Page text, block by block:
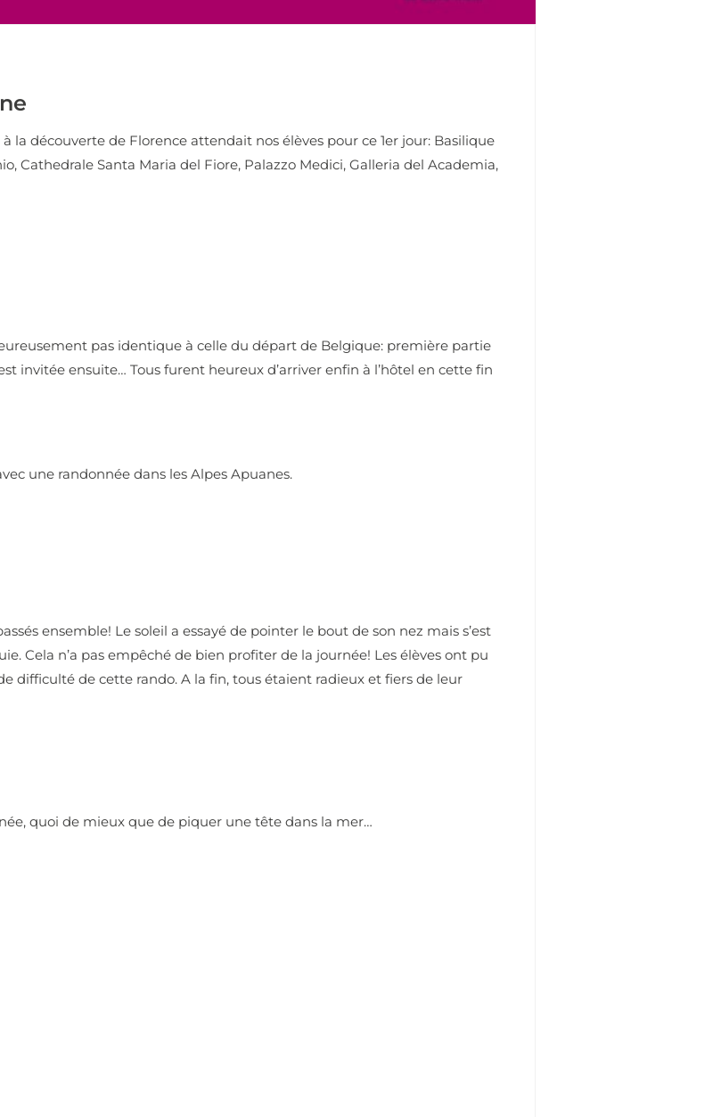
la découverte de Florence attendait nos élèves pour ce 1er jour: Basilique
Cathedrale Santa Maria del Fiore, Palazzo Medici, Galleria del Academia,
pas identique à celle du départ de Belgique: première partie
invitée ensuite… Tous furent heureux d’arriver enfin à l’hôtel en cette fin
une randonnée dans les Alpes Apuanes.
ensemble! Le soleil a essayé de pointer le bout de son nez mais s’est
Cela n’a pas empêché de bien profiter de la journée! Les élèves ont pu
difficulté de cette rando. A la fin, tous étaient radieux et fiers de leur
quoi de mieux que de piquer une tête dans la mer…